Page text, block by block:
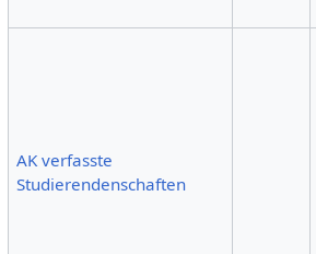
AK verfasste
Studierendenschaften